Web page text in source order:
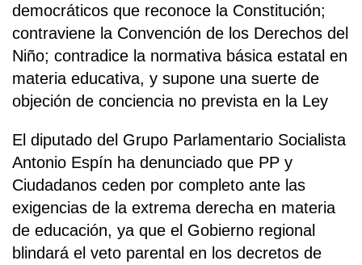
democráticos que reconoce la Constitución;
contraviene la Convención de los Derechos del
Niño; contradice la normativa básica estatal en
materia educativa, y supone una suerte de
objeción de conciencia no prevista en la Ley
El diputado del Grupo Parlamentario Socialista
Antonio Espín ha denunciado que PP y
Ciudadanos ceden por completo ante las
exigencias de la extrema derecha en materia
de educación, ya que el Gobierno regional
blindará el veto parental en los decretos de